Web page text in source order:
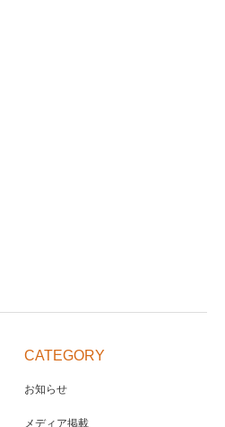
CATEGORY
お知らせ
メディア掲載